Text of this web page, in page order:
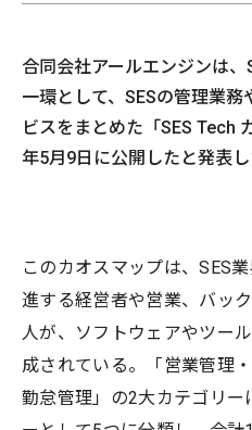
合同会社アールエンジンは
一環として、SESの管理業
ビスをまとめた「SES Tech
年5月9日に公開したと発表し
このカオスマップは、SES
進する経営者や営業、バッ
人が、ソフトウェアやツー
成されている。「営業管理
勤怠管理」の2大カテゴリー